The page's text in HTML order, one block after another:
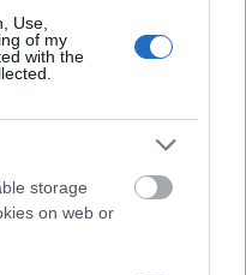
Use,
of my
with the
storage
on web or
és négy új,
MKIF az M1-es